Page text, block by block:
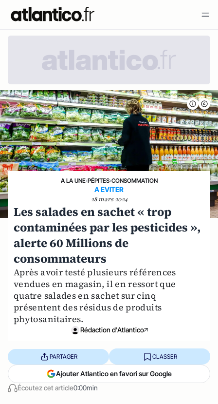
A LA UNE›PÉPITES›CONSOMMATION
A EVITER
28 mars 2024
Les salades en sachet « trop
contaminées par les pesticides »,
alerte 60 Millions de
consommateurs
Après avoir testé plusieurs références
vendues en magasin, il en ressort que
quatre salades en sachet sur cinq
présentent des résidus de produits
phytosanitaires.
Rédaction d'Atlantico
Écoutez cet article0:00min
PARTAGER CLASSER
Ajouter Atlantico en favori sur Google